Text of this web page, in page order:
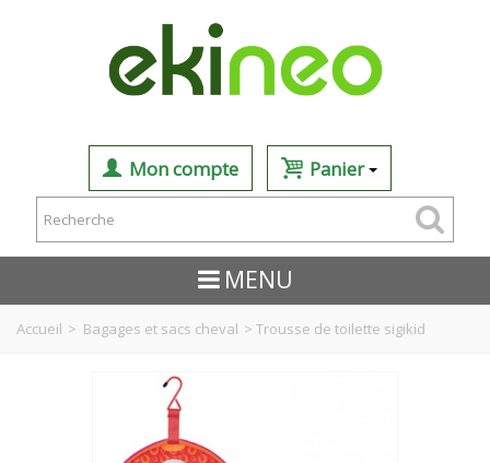
Mon compte Panier
MENU
Accueil > Bagages et sacs cheval > Trousse de toilette sigikid